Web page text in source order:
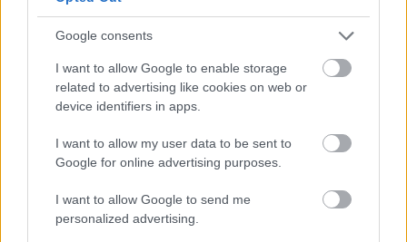
Google consents
I want to allow Google to enable storage
related to advertising like cookies on web or
device identifiers in apps.
I want to allow my user data to be sent to
Google for online advertising purposes.
I want to allow Google to send me
personalized advertising.
DIVAT